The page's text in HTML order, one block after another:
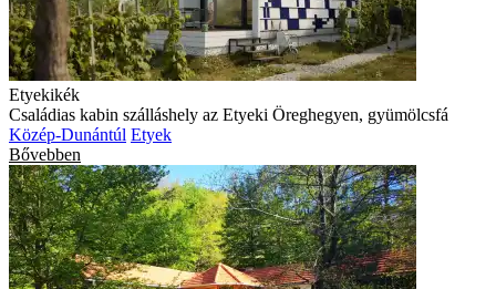
Etyekikék
Családias kabin szálláshely az Etyeki Öreghegyen, gyümölcsfá
Közép-Dunántúl Etyek
Bővebben